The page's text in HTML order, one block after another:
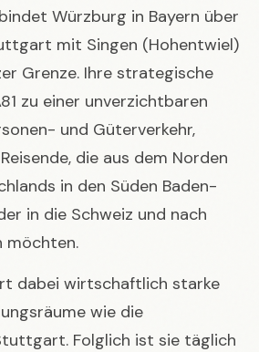
Würzburg in Bayern über
mit Singen (Hohentwiel)
Grenze. Ihre strategische
zu einer unverzichtbaren
und Güterverkehr,
die aus dem Norden
in den Süden Baden-
in die Schweiz und nach
möchten.
dabei wirtschaftlich starke
wie die
Folglich ist sie täglich